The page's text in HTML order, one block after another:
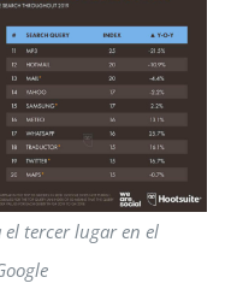
tercer lugar en el